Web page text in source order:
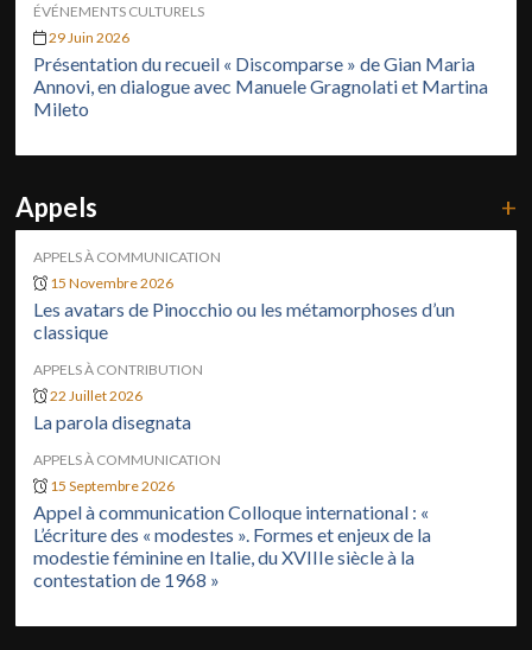
ÉVÉNEMENTS CULTURELS
29 Juin 2026
Présentation du recueil « Discomparse » de Gian Maria
Annovi, en dialogue avec Manuele Gragnolati et Martina
Mileto
Appels +
APPELS À COMMUNICATION
15 Novembre 2026
Les avatars de Pinocchio ou les métamorphoses d’un
classique
APPELS À CONTRIBUTION
22 Juillet 2026
La parola disegnata
APPELS À COMMUNICATION
15 Septembre 2026
Appel à communication Colloque international : «
L’écriture des « modestes ». Formes et enjeux de la
modestie féminine en Italie, du XVIIIe siècle à la
contestation de 1968 »